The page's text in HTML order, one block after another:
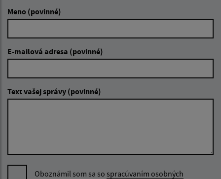
Meno (povinné)
E-mailová adresa (povinné)
Text vašej správy (povinné)
Oboznámil som sa so spracúvaním osobných